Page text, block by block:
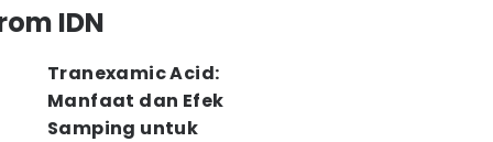
IDN
Tranexamic Acid:
Manfaat dan Efek
Samping untuk